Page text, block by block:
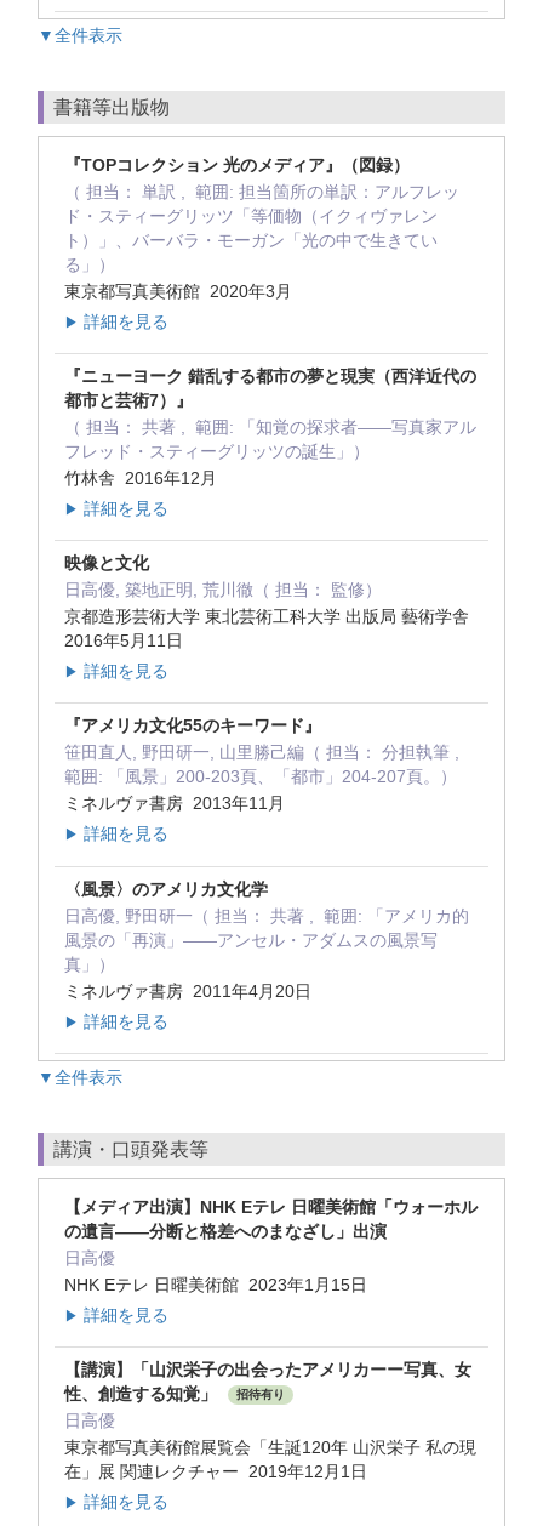
▼全件表示
書籍等出版物
『TOPコレクション 光のメディア』（図録）
（ 担当： 単訳 , 範囲: 担当箇所の単訳：アルフレッ
ド・スティーグリッツ「等価物（イクィヴァレン
ト）」、バーバラ・モーガン「光の中で生きてい
る」）
東京都写真美術館 2020年3月
▶ 詳細を見る
『ニューヨーク 錯乱する都市の夢と現実（西洋近代の
都市と芸術7）』
（ 担当： 共著 , 範囲: 「知覚の探求者――写真家アル
フレッド・スティーグリッツの誕生」）
竹林舎 2016年12月
▶ 詳細を見る
映像と文化
日高優, 築地正明, 荒川徹（ 担当： 監修）
京都造形芸術大学 東北芸術工科大学 出版局 藝術学舎
2016年5月11日
▶ 詳細を見る
『アメリカ文化55のキーワード』
笹田直人, 野田研一, 山里勝己編（ 担当： 分担執筆 ,
範囲: 「風景」200-203頁、「都市」204-207頁。）
ミネルヴァ書房 2013年11月
▶ 詳細を見る
〈風景〉のアメリカ文化学
日高優, 野田研一（ 担当： 共著 , 範囲: 「アメリカ的
風景の「再演」――アンセル・アダムスの風景写
真」）
ミネルヴァ書房 2011年4月20日
▶ 詳細を見る
▼全件表示
講演・口頭発表等
【メディア出演】NHK Eテレ 日曜美術館「ウォーホル
の遺言――分断と格差へのまなざし」出演
日高優
NHK Eテレ 日曜美術館 2023年1月15日
▶ 詳細を見る
【講演】「山沢栄子の出会ったアメリカーー写真、女
性、創造する知覚」
招待有り
日高優
東京都写真美術館展覧会「生誕120年 山沢栄子 私の現
在」展 関連レクチャー 2019年12月1日
▶ 詳細を見る